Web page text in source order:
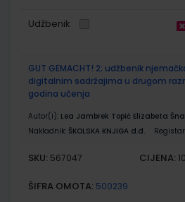
Udžbenik
GUT GEMACHT! 2; udžbenik
digitalnim sadržajima u drugom
godina učenja
Autor(i): Lea Jambrek Topić Elizabeta
Nakladnik: ŠKOLSKA KNJIGA d.d.
SKU: 567047 CIJENA:
ŠIFRA OMOTA: 500239